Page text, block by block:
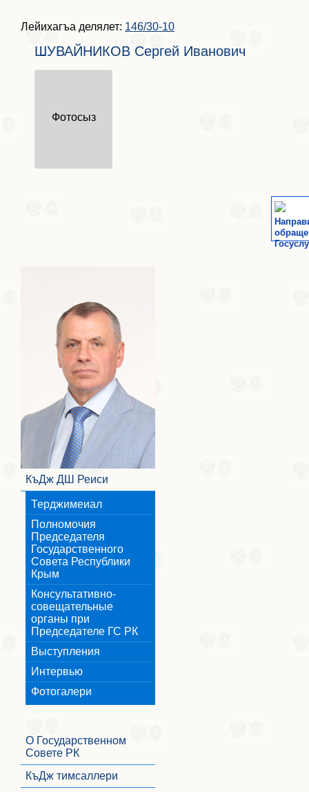
Лейихагъа делялет: 146/30-10
ШУВАЙНИКОВ Сергей Иванович
Фотосыз
КъДж ДШ Реиси
Терджимеиал
Полномочия
Председателя
Государственного
Совета Республики
Крым
Консультативно-
совещательные
органы при
Председателе ГС РК
Выступления
Интервью
Фотогалери
О Государственном
Совете РК
КъДж тимсаллери